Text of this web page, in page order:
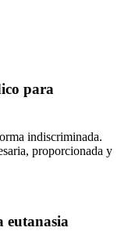
para
indiscriminada.
proporcionada y
eutanasia